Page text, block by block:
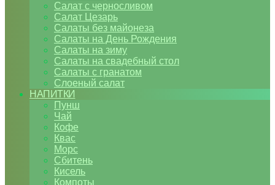
Салат с черносливом
Салат Цезарь
Салаты без майонеза
Салаты на День Рождения
Салаты на зиму
Салаты на свадебный стол
Салаты с гранатом
Слоеный салат
НАПИТКИ
Пунш
Чай
Кофе
Квас
Морс
Сбитень
Кисель
Компоты